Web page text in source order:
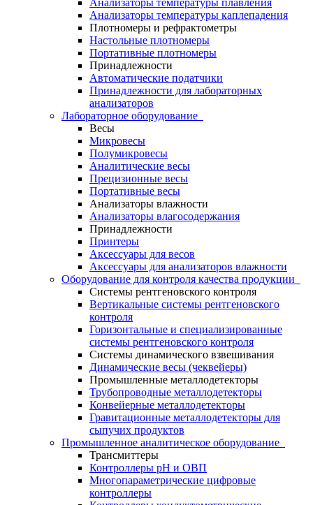
Анализаторы температуры плавления
Анализаторы температуры каплепадения
Плотномеры и рефрактометры
Настольные плотномеры
Портативные плотномеры
Принадлежности
Автоматические податчики
Принадлежности для лабораторных
анализаторов
Лабораторное оборудование
Весы
Микровесы
Полумикровесы
Аналитические весы
Прецизионные весы
Портативные весы
Анализаторы влажности
Анализаторы влагосодержания
Принадлежности
Принтеры
Аксессуары для весов
Аксессуары для анализаторов влажности
Оборудование для контроля качества продукции
Системы рентгеновского контроля
Вертикальные системы рентгеновского
контроля
Горизонтальные и специализированные
системы рентгеновского контроля
Системы динамического взвешивания
Динамические весы (чеквейеры)
Промышленные металлодетекторы
Трубопроводные металлодетекторы
Конвейерные металлодетекторы
Гравитационные металлодетекторы для
сыпучих продуктов
Промышленное аналитическое оборудование
Трансмиттеры
Контроллеры рН и ОВП
Многопараметрические цифровые
контроллеры